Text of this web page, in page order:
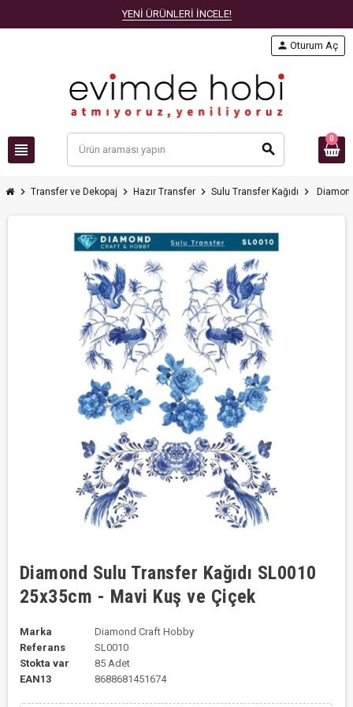
YENİ ÜRÜNLERİ İNCELE!
view_headline search
person Oturum Aç
0
chevron_right Transfer ve Dekopaj chevron_right Hazır Transfer chevron_right Sulu Transfer Kağıdı chevron_right
Diamond Sulu Transfer Kağıdı SL0010
25x35cm - Mavi Kuş ve Çiçek
Marka
Diamond Craft Hobby
Referans
SL0010
Stokta var
85 Adet
EAN13
8688681451674